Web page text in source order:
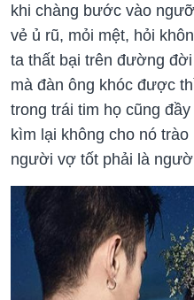
khi chàng bước vào
vẻ ủ rũ, mỏi mệt, hỏi
ta thất bại trên đường
mà đàn ông khóc được
trong trái tim họ cũng
kìm lại không cho nó
người vợ tốt phải là